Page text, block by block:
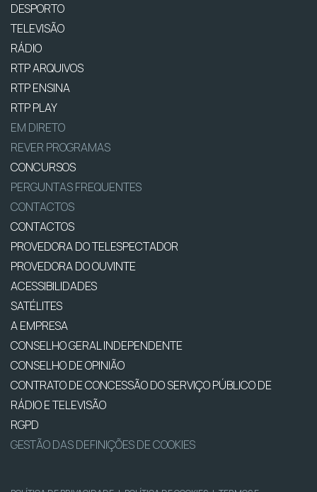
DESPORTO
TELEVISÃO
RÁDIO
RTP ARQUIVOS
RTP ENSINA
RTP PLAY
EM DIRETO
REVER PROGRAMAS
CONCURSOS
PERGUNTAS FREQUENTES
CONTACTOS
CONTACTOS
PROVEDORA DO TELESPECTADOR
PROVEDORA DO OUVINTE
ACESSIBILIDADES
SATÉLITES
A EMPRESA
CONSELHO GERAL INDEPENDENTE
CONSELHO DE OPINIÃO
CONTRATO DE CONCESSÃO DO SERVIÇO PÚBLICO DE
RÁDIO E TELEVISÃO
RGPD
GESTÃO DAS DEFINIÇÕES DE COOKIES